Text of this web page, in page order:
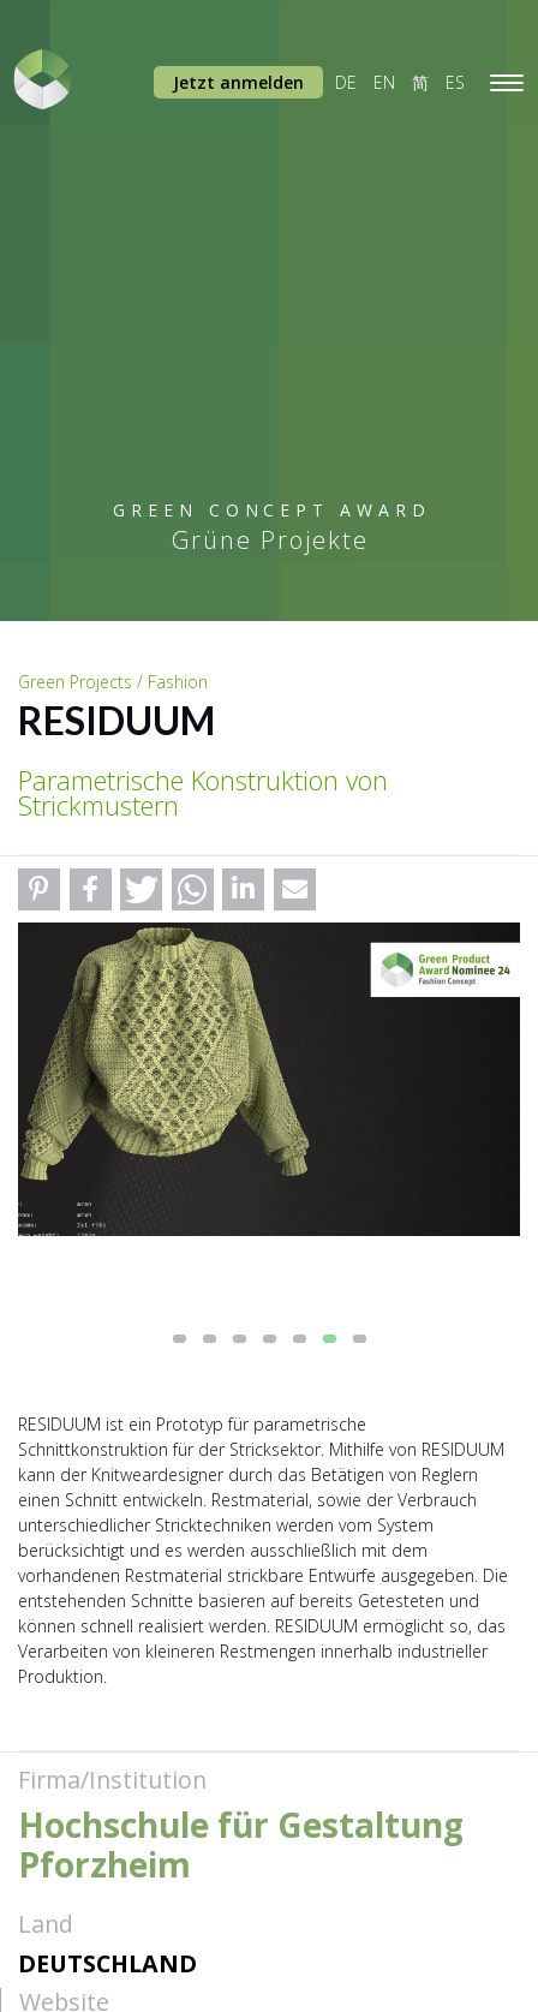
GREEN CONCEPT AWARD
Grüne Projekte
Jetzt anmelden DE EN 简 ES
Green Projects / Fashion
RESIDUUM
Parametrische Konstruktion von
Strickmustern
RESIDUUM ist ein Prototyp für parametrische
Schnittkonstruktion für der Stricksektor. Mithilfe von RESIDUUM
kann der Knitweardesigner durch das Betätigen von Reglern
einen Schnitt entwickeln. Restmaterial, sowie der Verbrauch
unterschiedlicher Stricktechniken werden vom System
berücksichtigt und es werden ausschließlich mit dem
vorhandenen Restmaterial strickbare Entwürfe ausgegeben. Die
entstehenden Schnitte basieren auf bereits Getesteten und
können schnell realisiert werden. RESIDUUM ermöglicht so, das
Verarbeiten von kleineren Restmengen innerhalb industrieller
Produktion.
Firma/Institution
Hochschule für Gestaltung
Pforzheim
Land
DEUTSCHLAND
Website